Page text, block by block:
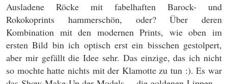
Ausladene Röcke mit fabelhaften Barock- und
Rokokoprints hammerschön, oder? Über deren
Kombination mit den modernen Prints, wie oben im
ersten Bild bin ich optisch erst ein bisschen gestolpert,
aber mir gefällt die Idee sehr. Das einzige, das ich nicht
so mochte hatte nichts mit der Klamotte zu tun :). Es war